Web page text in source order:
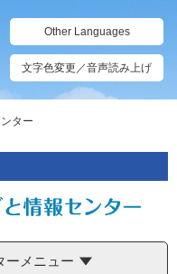
Other Languages
文字色変更／音声読み上げ
ター
ーメニュー